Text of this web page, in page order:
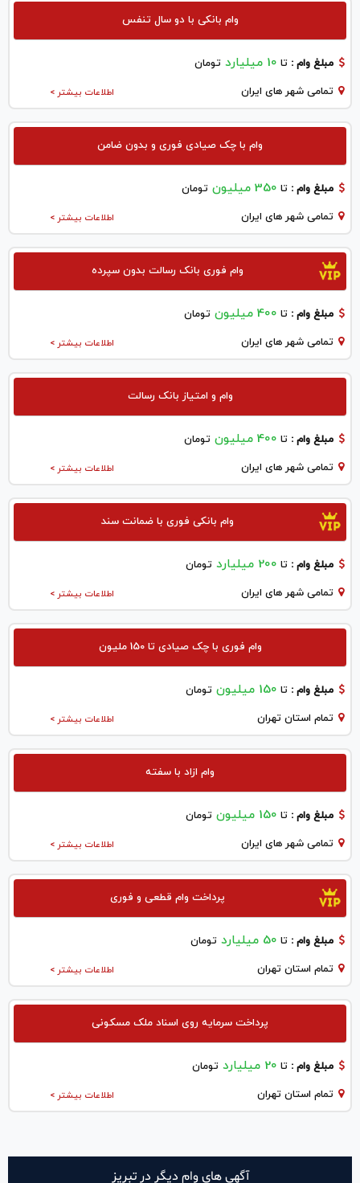
وام بانکی با دو سال تنفس
مبلغ وام : تا 10 میلیارد تومان
اطلاعات بیشتر > تمامی شهر های ایران
وام با چک صیادی فوری و بدون ضامن
مبلغ وام : تا 350 میلیون تومان
اطلاعات بیشتر > تمامی شهر های ایران
وام فوری بانک رسالت بدون سپرده
مبلغ وام : تا 400 میلیون تومان
اطلاعات بیشتر > تمامی شهر های ایران
وام و امتیاز بانک رسالت
مبلغ وام : تا 400 میلیون تومان
اطلاعات بیشتر > تمامی شهر های ایران
وام بانکی فوری با ضمانت سند
مبلغ وام : تا 200 میلیارد تومان
اطلاعات بیشتر > تمامی شهر های ایران
وام فوری با چک صیادی تا 150 ملیون
مبلغ وام : تا 150 میلیون تومان
اطلاعات بیشتر > تمام استان تهران
وام ازاد با سفته
مبلغ وام : تا 150 میلیون تومان
اطلاعات بیشتر > تمامی شهر های ایران
پرداخت وام قطعی و فوری
مبلغ وام : تا 50 میلیارد تومان
اطلاعات بیشتر > تمام استان تهران
پرداخت سرمایه روی اسناد ملک مسکونی
مبلغ وام : تا 20 میلیارد تومان
اطلاعات بیشتر > تمام استان تهران
آگهی های وام دیگر در تبريز